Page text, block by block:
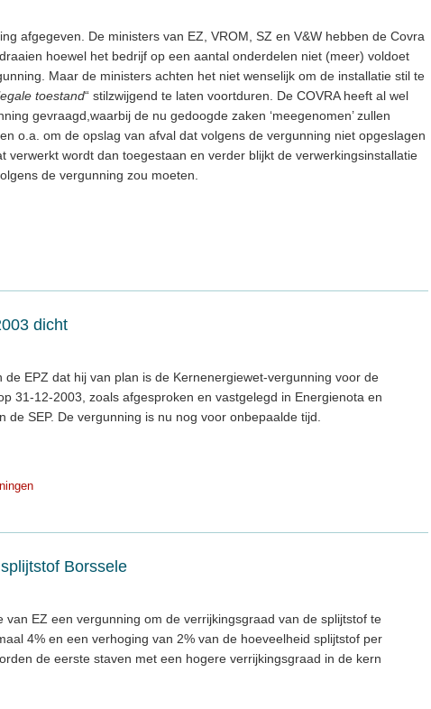
afgegeven. De ministers van EZ, VROM, SZ en V&W hebben de Covra
hoewel het bedrijf op een aantal onderdelen niet (meer) voldoet
Maar de ministers achten het niet wenselijk om de installatie stil te
toestand“ stilzwijgend te laten voortduren. De COVRA heeft al wel
gevraagd,waarbij de nu gedoogde zaken ‘meegenomen’ zullen
o.a. om de opslag van afval dat volgens de vergunning niet opgeslagen
verwerkt wordt dan toegestaan en verder blijkt de verwerkingsinstallatie
de vergunning zou moeten.
dicht
de EPZ dat hij van plan is de Kernenergiewet-vergunning voor de
31-12-2003, zoals afgesproken en vastgelegd in Energienota en
de SEP. De vergunning is nu nog voor onbepaalde tijd.
Borssele
van EZ een vergunning om de verrijkingsgraad van de splijtstof te
4% en een verhoging van 2% van de hoeveelheid splijtstof per
de eerste staven met een hogere verrijkingsgraad in de kern